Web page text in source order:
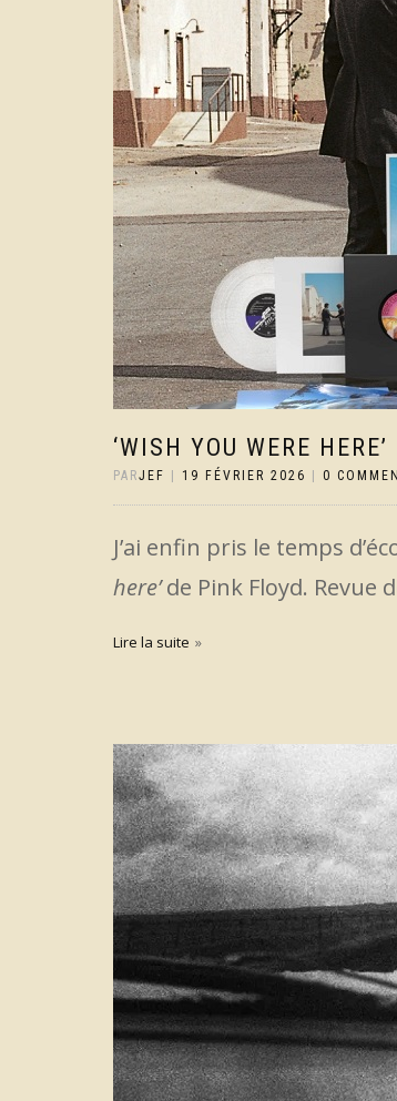
‘WISH YOU WERE
PARJEF 19 FÉVRIER 2026 0
J’ai enfin pris le temps
here’de Pink Floyd. Revue
Lire la suite